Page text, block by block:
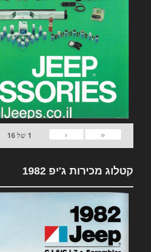
«
‹
1 של16
קטלוג מכירות ג'יפ 1982